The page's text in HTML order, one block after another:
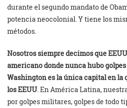
durante el segundo mandato de
potencia neocolonial. Y tiene los
métodos.
Nosotros siempre decimos que
americano donde nunca hubo
Washington es la única capital en la
los EEUU . En América Latina,
por golpes militares, golpes de todo